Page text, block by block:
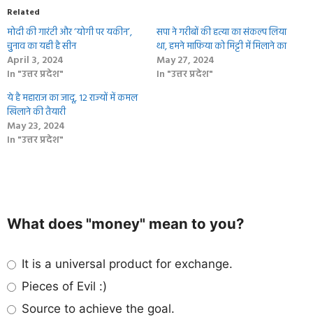
Related
मोदी की गारंटी और ‘योगी पर यकीन’,
चुुनाव का यही है सीन
April 3, 2024
In "उत्तर प्रदेश"
सपा ने गरीबों की हत्या का संकल्प लिया
था, हमने माफिया को मिट्टी में मिलाने का
May 27, 2024
In "उत्तर प्रदेश"
ये है महाराज का जादू, 12 राज्‍यों में कमल
खिलाने की तैयारी
May 23, 2024
In "उत्तर प्रदेश"
What does "money" mean to you?
It is a universal product for exchange.
Pieces of Evil :)
Source to achieve the goal.